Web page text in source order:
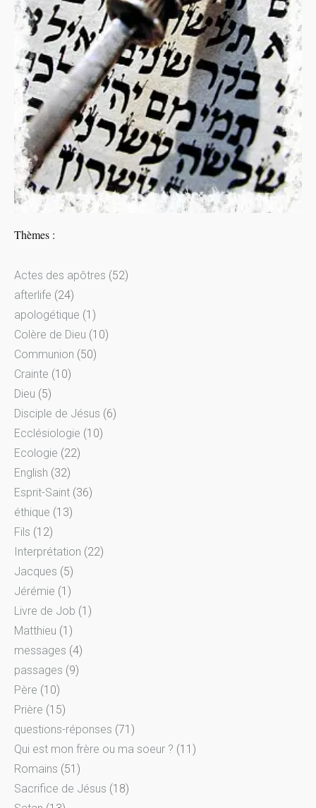
Thèmes :
Actes des apôtres (52)
afterlife (24)
apologétique (1)
Colère de Dieu (10)
Communion (50)
Crainte (10)
Dieu (5)
Disciple de Jésus (6)
Ecclésiologie (10)
Ecologie (22)
English (32)
Esprit-Saint (36)
éthique (13)
Fils (12)
Interprétation (22)
Jacques (5)
Jérémie (1)
Livre de Job (1)
Matthieu (1)
messages (4)
passages (9)
Père (10)
Prière (15)
questions-réponses (71)
Qui est mon frère ou ma soeur ? (11)
Romains (51)
Sacrifice de Jésus (18)